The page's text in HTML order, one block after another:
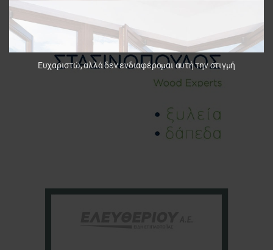
Ευχαριστώ, αλλά δεν ενδιαφέρομαι αυτή την στιγμή